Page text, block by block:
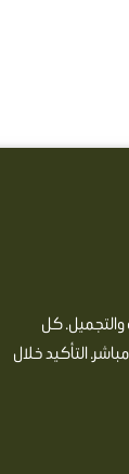
والتجميل. كل
التأكيد خلال